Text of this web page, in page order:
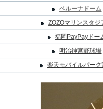
ベルーナドーム
ZOZOマリンスタジ
福岡PayPayドー
明治神宮野球場
楽天モバイルパーク